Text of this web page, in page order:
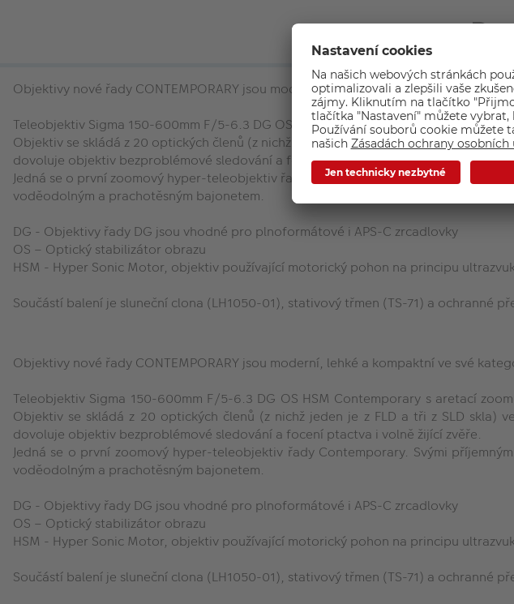
Objektivy nové řady CONTEMPORARY jsou moderní, lehké a kompaktní ve své
Teleobjektiv Sigma 150-600mm F/5-6.3 DG OS HSM Contemporary s aretací
Objektiv se skládá z 20 optických členů (z nichž jeden je z FLD a tři z SLD skla) ve
dovoluje objektiv bezproblémové sledování a focení ptactva i volně žijící zvěře.
Jedná se o první zoomový hyper-teleobjektiv řady Contemporary. Svými
voděodolným a prachotěsným bajonetem.
DG - Objektivy řady DG jsou vhodné pro plnoformátové i APS-C zrcadlovky
OS – Optický stabilizátor obrazu
HSM - Hyper Sonic Motor, objektiv používající motorický pohon na principu
Součástí balení je sluneční clona (LH1050-01), stativový třmen (TS-71) a ochranné
Objektivy nové řady CONTEMPORARY jsou moderní, lehké a kompaktní ve své
Teleobjektiv Sigma 150-600mm F/5-6.3 DG OS HSM Contemporary s aretací
Objektiv se skládá z 20 optických členů (z nichž jeden je z FLD a tři z SLD skla)
dovoluje objektiv bezproblémové sledování a focení ptactva i volně žijící zvěře.
Jedná se o první zoomový hyper-teleobjektiv řady Contemporary. Svými
voděodolným a prachotěsným bajonetem.
DG - Objektivy řady DG jsou vhodné pro plnoformátové i APS-C zrcadlovky
OS – Optický stabilizátor obrazu
HSM - Hyper Sonic Motor, objektiv používající motorický pohon na principu
Součástí balení je sluneční clona (LH1050-01), stativový třmen (TS-71) a ochranné